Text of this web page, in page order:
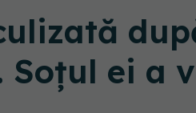
Soțul ei a